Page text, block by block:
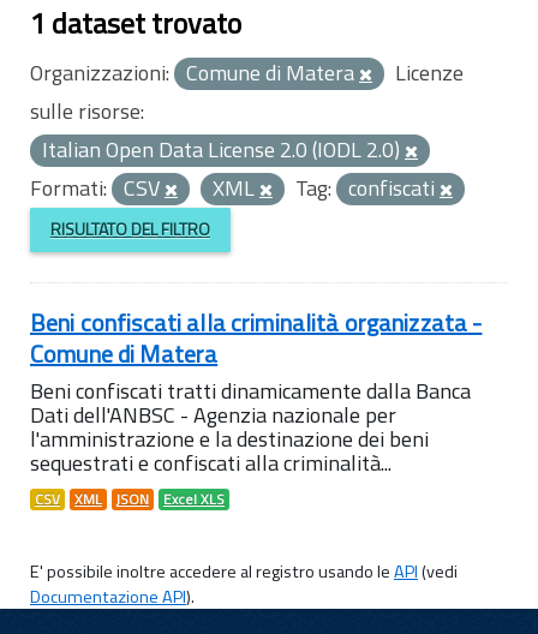
1 dataset trovato
Organizzazioni: Comune di Matera
Licenze
sulle risorse:
Italian Open Data License 2.0 (IODL 2.0)
Formati: CSV XML Tag: confiscati
RISULTATO DEL FILTRO
Beni confiscati alla criminalità organizzata -
Comune di Matera
Beni confiscati tratti dinamicamente dalla Banca
Dati dell'ANBSC - Agenzia nazionale per
l'amministrazione e la destinazione dei beni
sequestrati e confiscati alla criminalità...
CSV XML JSON Excel XLS
E' possibile inoltre accedere al registro usando leAPI(vedi
Documentazione API).